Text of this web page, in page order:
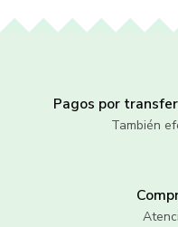
Pagos por
También